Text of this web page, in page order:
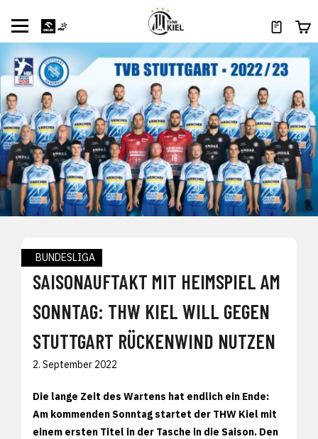
BUNDESLIGA
SAISONAUFTAKT MIT HEIMSPIEL AM
SONNTAG: THW KIEL WILL GEGEN
STUTTGART RÜCKENWIND NUTZEN
2. September 2022
Die lange Zeit des Wartens hat endlich ein Ende:
Am kommenden Sonntag startet der THW Kiel mit
einem ersten Titel in der Tasche in die Saison. Den